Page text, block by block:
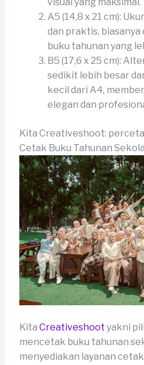
visual yang maksimal.
A5 (14,8 x 21 cm):
dan praktis,
buku tahunan yang
B5 (17,6 x 25 cm):
sedikit lebih besar
kecil dari A4,
elegan dan
Kita Creativeshoot:
Cetak Buku Tahunan
Kita Creativeshoot yakni
mencetak buku tahunan
menyediakan layanan